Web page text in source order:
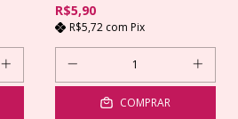
R$5,90
R$5,72 com Pix
COMPRAR